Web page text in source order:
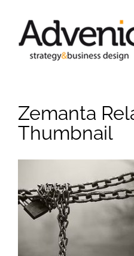
contenido
Zemanta
Thumbnail